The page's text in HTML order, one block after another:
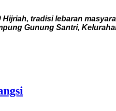
tradisi lebaran
Gunung Santri,